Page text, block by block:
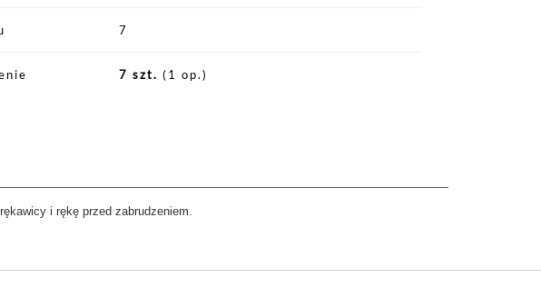
7
7 szt. (1 op.)
i rękę przed zabrudzeniem.